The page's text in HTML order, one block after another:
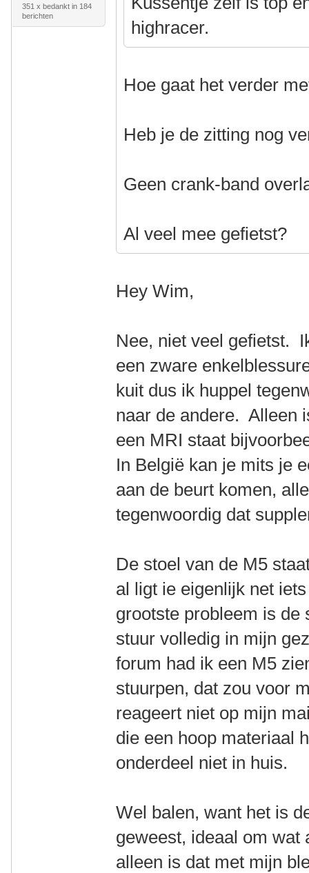
351 x bedankt in 184
berichten
highracer.
Hoe gaat het verder
Heb je de zitting nog
Geen crank-band
Al veel mee gefietst?
Hey Wim,
Nee, niet veel gefietst.
een zware
kuit dus ik huppel
naar de andere. Alleen
een MRI staat
In België kan je mits je
aan de beurt komen,
tegenwoordig dat
De stoel van de M5
al ligt ie eigenlijk net
grootste probleem is de
stuur volledig in mijn
forum had ik een M5
stuurpen, dat zou voor
reageert niet op mijn
die een hoop materiaal
onderdeel niet in huis.
Wel balen, want het is
geweest, ideaal om wat
alleen is dat met mijn